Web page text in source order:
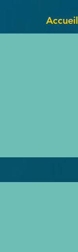
Accueil